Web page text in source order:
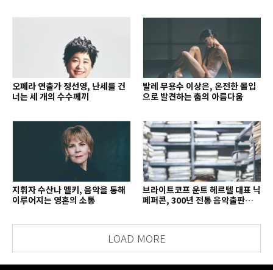
오페라 연출가 정선영, 난세를 건
너는 세 개의 수수께끼
발레 무용수 이상은, 온전한 몰입
으로 발견하는 춤의 아름다움
지휘자 수산나 멜키, 음악을 통해
이루어지는 영혼의 소통
브라이트코프 운트 헤르텔 대표 닉
페퍼콘, 300년 전통 음악출판사의
LOAD MORE